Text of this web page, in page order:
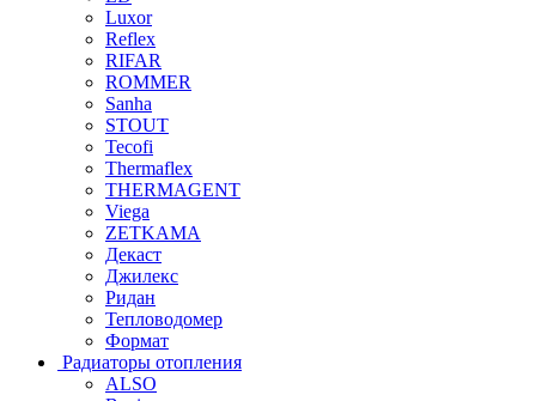
Luxor
Reflex
RIFAR
ROMMER
Sanha
STOUT
Tecofi
Thermaflex
THERMAGENT
Viega
ZETKAMA
Декаст
Джилекс
Ридан
Тепловодомер
Формат
Радиаторы отопления
ALSO